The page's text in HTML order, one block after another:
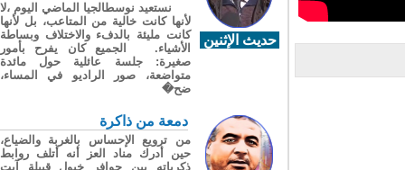
حديث الإثنين
نستعيد نوسطالجيا الماضي اليوم ،لا
لأنها كانت خالية من المتاعب، بل لأنها
كانت مليئة بالدفء والاختلاف وبساطة
الأشياء. الجميع كان يفرح بأمور
صغيرة: جلسة عائلية حول مائدة
متواضعة، صور الراديو في المساء،
ضح�
دمعة من ذاكرة
من ترويع الإحساس بالغربة والضياع،
حين أدرك مناد العز أنه أتلف روابط
ذكرياته بين حوافر خيول قبيلة آيت